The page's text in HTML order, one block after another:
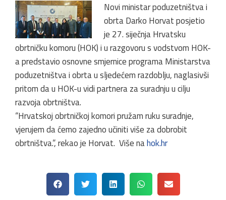
Novi ministar poduzetništva i
obrta Darko Horvat posjetio
je 27. siječnja Hrvatsku
obrtničku komoru (HOK) i u razgovoru s vodstvom HOK-
a predstavio osnovne smjernice programa Ministarstva
poduzetništva i obrta u sljedećem razdoblju, naglasivši
pritom da u HOK-u vidi partnera za suradnju u cilju
razvoja obrtništva.
“Hrvatskoj obrtničkoj komori pružam ruku suradnje,
vjerujem da ćemo zajedno učiniti više za dobrobit
obrtništva.”, rekao je Horvat. Više nahok.hr